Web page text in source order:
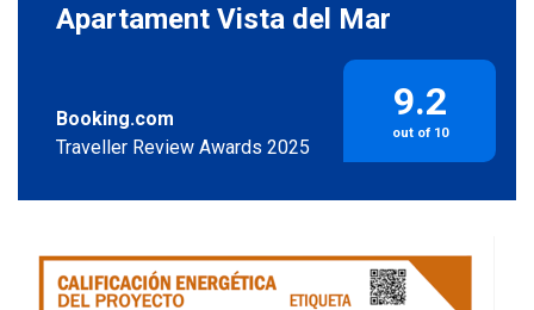
Apartament Vista del Mar
Booking.com
Traveller Review Awards 2025
9.2
out of 10